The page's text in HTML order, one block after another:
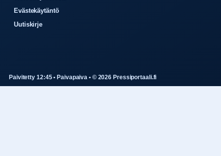
Evästekäytäntö
Uutiskirje
Paivitetty 12:45 • Paivapaiva • © 2026 Pressiportaali.fi